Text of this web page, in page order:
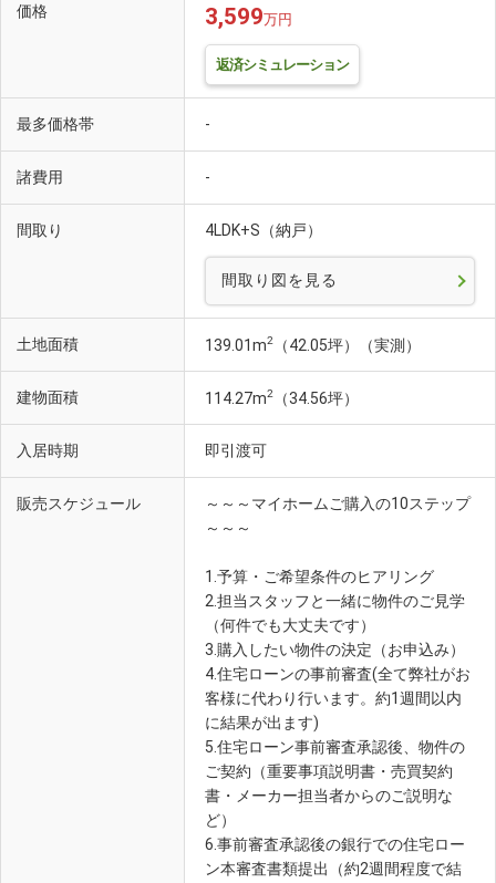
価格 3,599万円
返済シミュレーション
最多価格帯 -
諸費用 -
間取り 4LDK+S（納戸）
間取り図を見る
土地面積 139.01m2 （42.05坪）（実測）
建物面積 114.27m2 （34.56坪）
入居時期 即引渡可
販売スケジュール
～～～マイホームご購入の10ステップ
～～～
1.予算・ご希望条件のヒアリング
2.担当スタッフと一緒に物件のご見学
（何件でも大丈夫です）
3.購入したい物件の決定（お申込み）
4.住宅ローンの事前審査(全て弊社がお
客様に代わり行います。約1週間以内
に結果が出ます)
5.住宅ローン事前審査承認後、物件の
ご契約（重要事項説明書・売買契約
書・メーカー担当者からのご説明な
ど）
6.事前審査承認後の銀行での住宅ロー
ン本審査書類提出（約2週間程度で結